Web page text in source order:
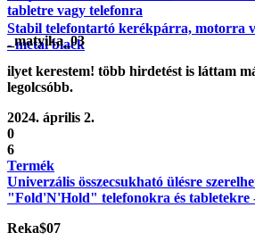
Stabil telefontartó kerékpárra, motorra
- metal black
tabletre vagy telefonra
_matyika_03
ilyet kerestem! több hirdetést is láttam
legolcsóbb.
2024. április 2.
0
6
Termék
Univerzális összecsukható ülésre
"Fold'N'Hold" telefonokra és tabletekre
Reka$07